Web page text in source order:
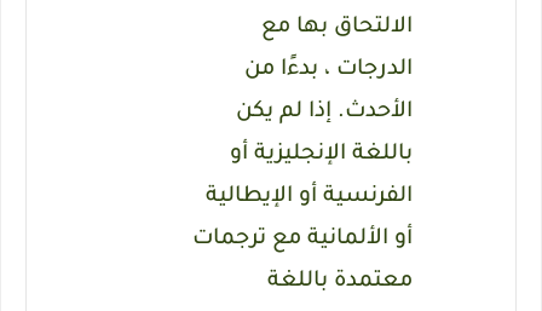
الالتحاق بها مع
الدرجات ، بدءًا من
الأحدث. إذا لم يكن
باللغة الإنجليزية أو
الفرنسية أو الإيطالية
أو الألمانية مع ترجمات
معتمدة باللغة